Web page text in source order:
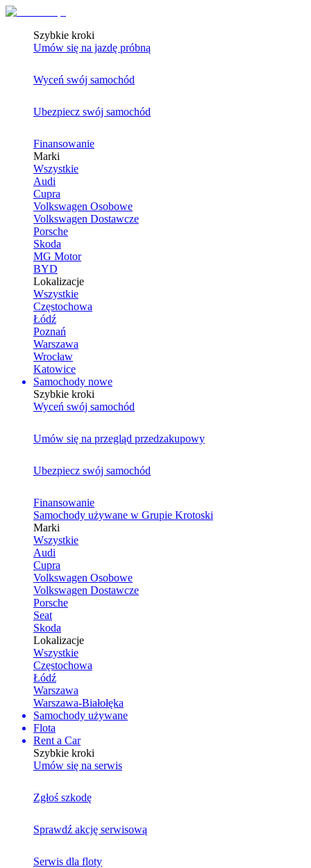
Szybkie kroki
Umów się na jazdę próbną
Wyceń swój samochód
Ubezpiecz swój samochód
Finansowanie
Marki
Wszystkie
Audi
Cupra
Volkswagen Osobowe
Volkswagen Dostawcze
Porsche
Skoda
MG Motor
BYD
Lokalizacje
Wszystkie
Częstochowa
Łódź
Poznań
Warszawa
Wrocław
Katowice
Samochody nowe
Szybkie kroki
Wyceń swój samochód
Umów się na przegląd przedzakupowy
Ubezpiecz swój samochód
Finansowanie
Samochody używane w Grupie Krotoski
Marki
Wszystkie
Audi
Cupra
Volkswagen Osobowe
Volkswagen Dostawcze
Porsche
Seat
Skoda
Lokalizacje
Wszystkie
Częstochowa
Łódź
Warszawa
Warszawa-Białołęka
Samochody używane
Flota
Rent a Car
Szybkie kroki
Umów się na serwis
Zgłoś szkodę
Sprawdź akcję serwisową
Serwis dla floty